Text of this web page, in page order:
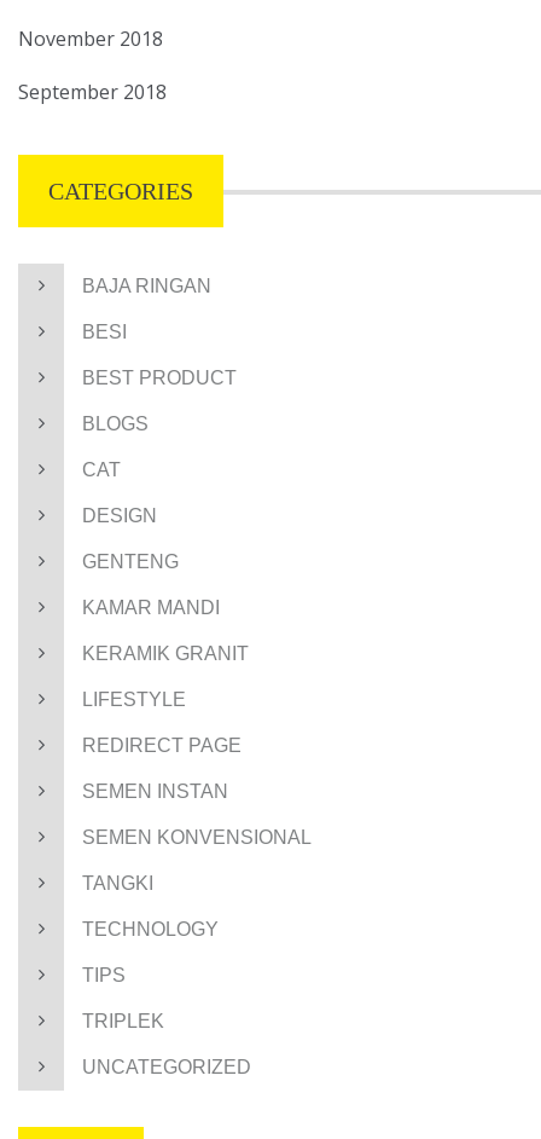
November 2018
September 2018
CATEGORIES
BAJA RINGAN
BESI
BEST PRODUCT
BLOGS
CAT
DESIGN
GENTENG
KAMAR MANDI
KERAMIK GRANIT
LIFESTYLE
REDIRECT PAGE
SEMEN INSTAN
SEMEN KONVENSIONAL
TANGKI
TECHNOLOGY
TIPS
TRIPLEK
UNCATEGORIZED